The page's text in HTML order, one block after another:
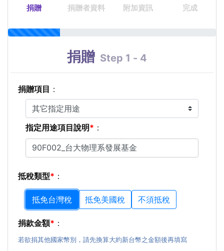
捐贈 捐贈者資料 附加資訊 完成
捐贈 Step 1 - 4
捐贈項目 ：
指定用途項目說明 ：
抵稅類型 ：
抵免台灣稅 抵免美國稅 不須抵稅
捐款金額 ：
若欲捐其他國家幣別，請先換算大約新台幣之金額後再填寫